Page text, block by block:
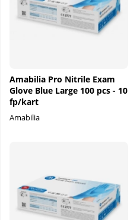
Amabilia Pro Nitrile Exam
Glove Blue Large 100 pcs - 10
fp/kart
Amabilia